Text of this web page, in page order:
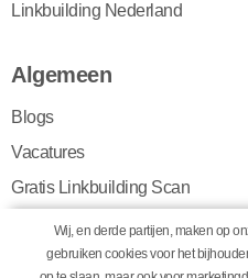
Wij, en derde partijen, maken op
gebruiken cookies voor het
Linkbuilding Nederland
Algemeen
Blogs
Vacatures
Gratis Linkbuilding Scan
Algemene voorwaarden
Privacy policy